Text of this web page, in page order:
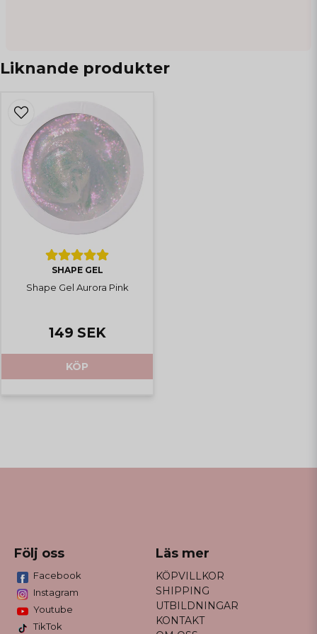
Liknande produkter
SHAPE GEL
Shape Gel Aurora Pink
149 SEK
KÖP
Följ oss
Facebook
Instagram
Youtube
TikTok
Läs mer
KÖPVILLKOR
SHIPPING
UTBILDNINGAR
KONTAKT